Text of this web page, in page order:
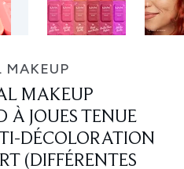
MAKEUP
MAKEUP
À JOUES TENUE
DÉCOLORATION
(DIFFÉRENTES